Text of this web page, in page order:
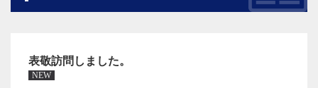
表敬訪問しました。
NEW